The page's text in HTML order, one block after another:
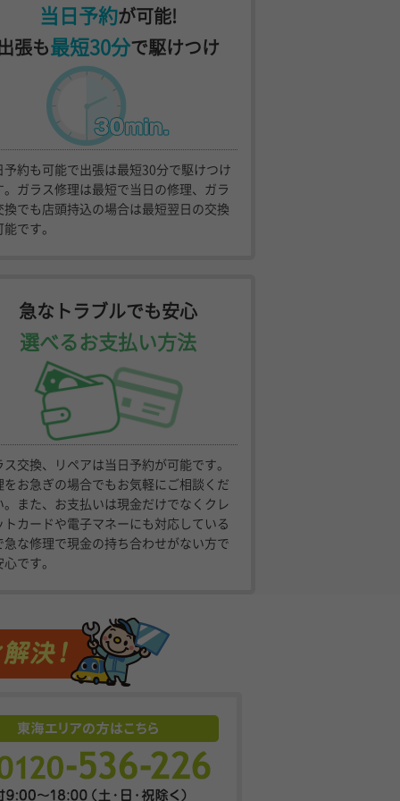
当日予約が可能!
張も最短30分で駆けつけ
予約も可能で出張は最短30分で駆けつけ
。ガラス修理は最短で当日の修理、ガラ
換でも店頭持込の場合は最短翌日の交換
です。
急なトラブルでも安心
選べるお支払い方法
ス交換、リペアは当日予約が可能です。
をお急ぎの場合でもお気軽にご相談くだ
。また、お支払いは現金だけでなくクレ
トカードや電子マネーにも対応している
急な修理で現金の持ち合わせがない方で
です。